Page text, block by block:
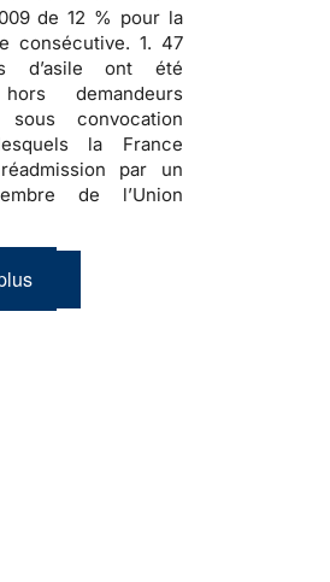
de 12 % pour la
consécutive. 1. 47
d’asile ont été
demandeurs
sous convocation
la France
par un
de l’Union